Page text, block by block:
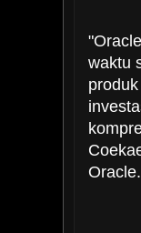
waktu
produk
Oracle.